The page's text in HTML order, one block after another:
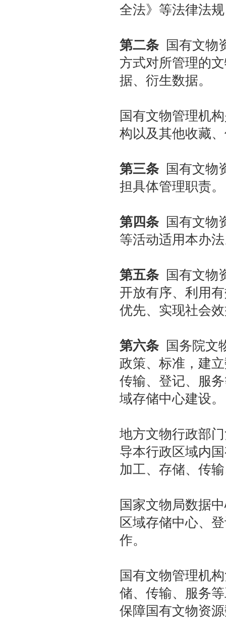
强本领守底线 促行业提质效——协会张颖秘书长参训 助力拍卖交易高质量发展
行业转型 服务为本——中益五福拍卖到访北拍协
党建引领聚合力 调研赋能促提升——北拍协党支部参加第一联合党委赴京客隆专题
深化数智交流 共促产教融合——姚光锋会长参加北工商商学院与中国国新举办的数
“协会+媒体+法律联动”助力企业发展系列活动之九——走进理事单位北京鸿盛祥国际
数智+拍卖 提升拍卖服务能力——姚光锋会长参加中拍协王波会长一行对阿里巴巴调
“协会+媒体+法律联动 助力企业发展”系列活动之八——走访会员单位北京懋隆拍卖有
北京拍卖协会会长姚光锋在2026年全国拍卖行业协会工作会上的交流发言稿
北京拍卖协会参加“2026年全国拍卖行业协会工作会”——姚光锋会长做交流发言
关于北京地区拍卖企业安全生产和消防安全倡议书
全法》等法律法
第二条 国有文物
方式对所管理的
据、衍生数据。
国有文物管理机
构以及其他收藏
第三条 国有文物
担具体管理职责。
第四条 国有文物
等活动适用本办
第五条 国有文物
开放有序、利用
优先、实现社会
第六条 国务院文
政策、标准，建
传输、登记、服
域存储中心建设。
地方文物行政部
导本行政区域内
加工、存储、传
国家文物局数据
区域存储中心、
作。
国有文物管理机
储、传输、服务
保障国有文物资